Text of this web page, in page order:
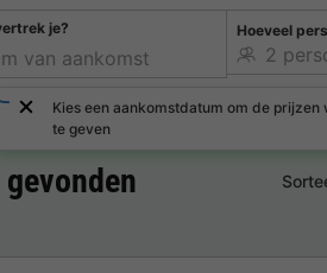
je?
Kies een aankomstdatum om de prijzen
te geven
Hoeveel